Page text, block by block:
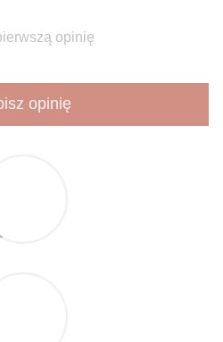
opinię
opinię